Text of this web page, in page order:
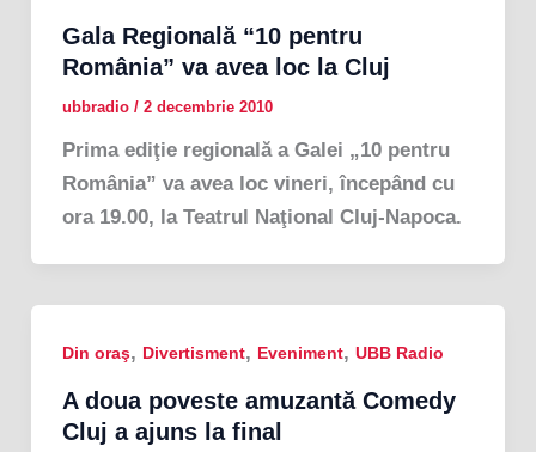
Gala Regională “10 pentru
România” va avea loc la Cluj
ubbradio / 2 decembrie 2010
Prima ediţie regională a Galei „10 pentru
România” va avea loc vineri, începând cu
ora 19.00, la Teatrul Naţional Cluj-Napoca.
Din oraş, Divertisment, Eveniment, UBB Radio
A doua poveste amuzantă Comedy
Cluj a ajuns la final